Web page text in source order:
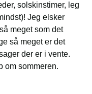
solskinstimer, leg
Jeg elsker
meget som det
så meget er det
der er i vente.
om sommeren.